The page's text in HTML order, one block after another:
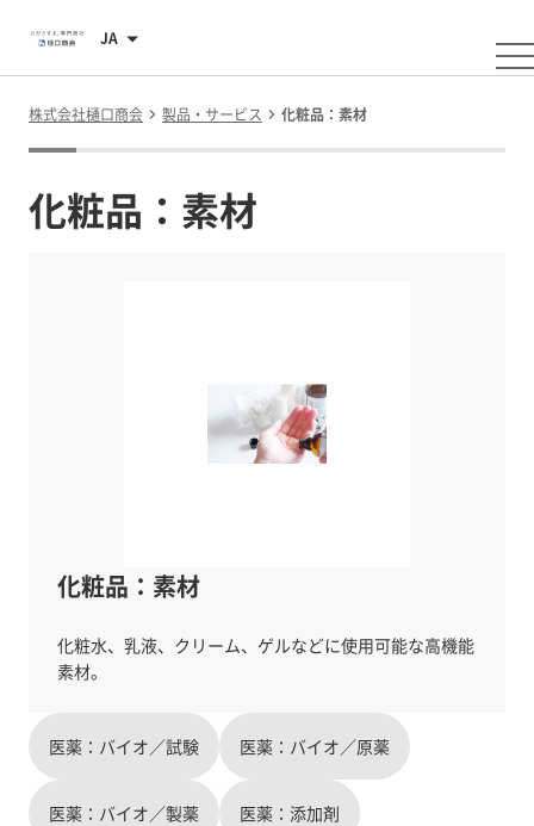
JA
株式会社樋口商会 製品・サービス 化粧品：素材
化粧品：素材
化粧品：素材
化粧水、乳液、クリーム、ゲルなどに使用可能な高機能
医薬：バイオ／試験 医薬：バイオ／原薬
医薬：バイオ／製薬 医薬：添加剤